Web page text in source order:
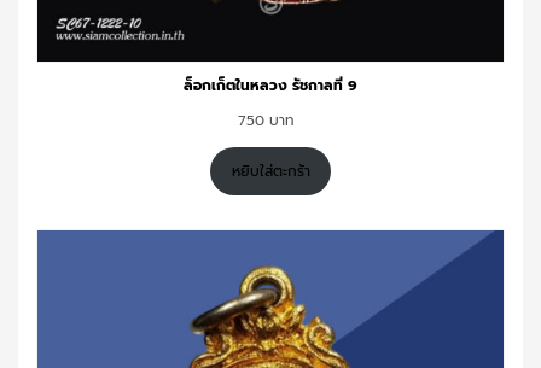
ล็อกเก็ตในหลวง รัชกาลที่ 9
750
หยิบใส่ตะกร้า